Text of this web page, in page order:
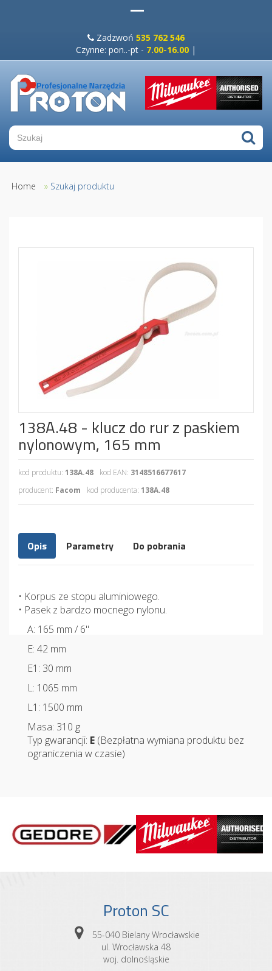
Zadzwoń 535 762 546
Czynne: pon..-pt - 7.00-16.00 |
Home » Szukaj produktu
138A.48 - klucz do rur z paskiem
nylonowym, 165 mm
kod produktu: 138A.48 kod EAN: 3148516677617
producent: Facom kod producenta: 138A.48
Opis Parametry Do pobrania
• Korpus ze stopu aluminiowego.
• Pasek z bardzo mocnego nylonu.
A: 165 mm / 6"
E: 42 mm
E1: 30 mm
L: 1065 mm
L1: 1500 mm
Masa: 310 g
Typ gwarancji: E (Bezpłatna wymiana produktu bez
ograniczenia w czasie)
Proton SC
55-040 Bielany Wrocławskie
ul. Wrocławska 48
woj. dolnośląskie